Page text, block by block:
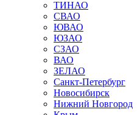
ТИНАО
СВАО
ЮВАО
ЮЗАО
СЗАО
ВАО
ЗЕЛАО
Санкт-Петербург
Новосибирск
Нижний Новгород